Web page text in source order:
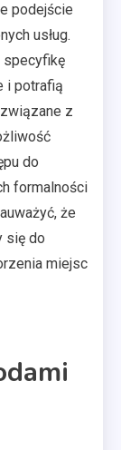
podejście
usług.
specyfikę
i potrafią
z
do
formalności
że
się do
miejsc